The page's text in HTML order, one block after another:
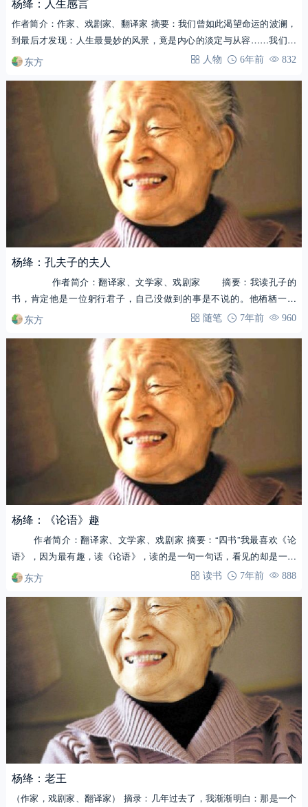
杨绛：人生感言
作者简介：作家、戏剧家、翻译家 摘要：我们曾如此渴望命运的波澜，
到最后才发现：人生最曼妙的风景，竟是内心的淡定与从容……我们曾
如此期盼外界…
东方 人物 6年前 832
杨绛：孔夫子的夫人
作者简介：翻译家、文学家、戏剧家 摘要：我读孔子的
书，肯定他是一位躬行君子，自己没做到的事是不说的。他栖栖一代
中，要求修身…
东方 随笔 7年前 960
杨绛：《论语》趣
作者简介：翻译家、文学家、戏剧家 摘要：“四书”我最喜欢《论
语》，因为最有趣，读《论语》，读的是一句一句话，看见的却是一个
一个人，…
东方 读书 7年前 888
杨绛：老王
（作家，戏剧家、翻译家） 摘录：几年过去了，我渐渐明白：那是一个